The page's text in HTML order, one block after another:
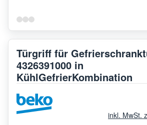
Türgriff für
4326391000 in
KühlGefrierKombination
inkl. MwSt.